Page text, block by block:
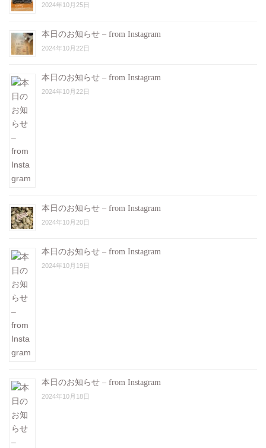
2024年10月25日
本日のお知らせ – from Instagram
2024年10月22日
本日のお知らせ – from Instagram
2024年10月22日
本日のお知らせ – from Instagram
2024年10月20日
本日のお知らせ – from Instagram
2024年10月19日
本日のお知らせ – from Instagram
2024年10月18日